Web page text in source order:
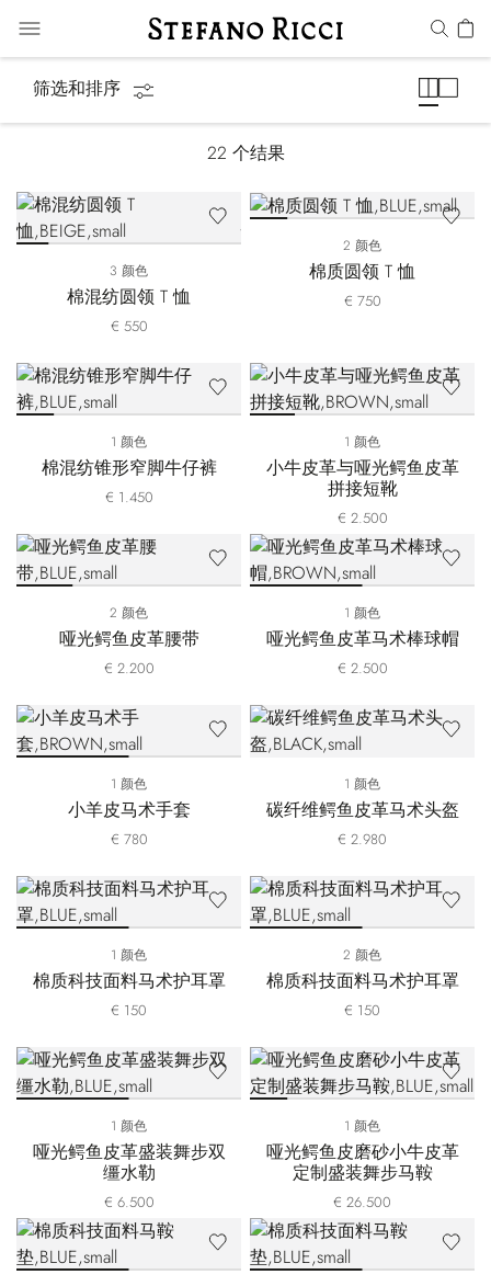
筛选和排序
22 个结果
3 颜色
棉混纺圆领 T 恤
€ 550
2 颜色
棉质圆领 T 恤
€ 750
1 颜色
棉混纺锥形窄脚牛仔裤
€ 1.450
1 颜色
小牛皮革与哑光鳄鱼皮革
拼接短靴
€ 2.500
2 颜色
哑光鳄鱼皮革腰带
€ 2.200
1 颜色
哑光鳄鱼皮革马术棒球帽
€ 2.500
1 颜色
小羊皮马术手套
€ 780
1 颜色
碳纤维鳄鱼皮革马术头盔
€ 2.980
1 颜色
棉质科技面料马术护耳罩
€ 150
2 颜色
棉质科技面料马术护耳罩
€ 150
1 颜色
哑光鳄鱼皮革盛装舞步双
缰水勒
€ 6.500
1 颜色
哑光鳄鱼皮磨砂小牛皮革
定制盛装舞步马鞍
€ 26.500